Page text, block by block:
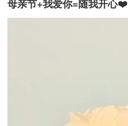
母亲节+我爱你=随我开心❤️